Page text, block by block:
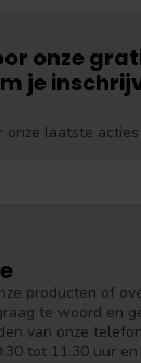
producten of
te woord en
van onze
tot 11:30 uur
onze
je
onze laatste acties